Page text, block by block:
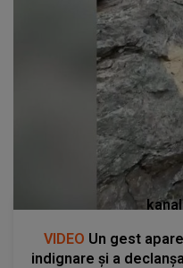
VIDEO Un gest
indignare și a